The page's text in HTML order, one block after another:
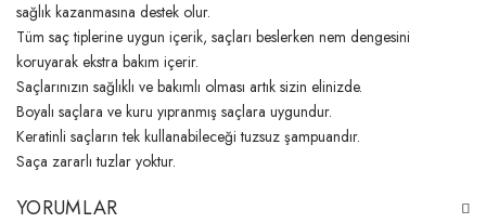
sağlık kazanmasına destek olur.
Tüm saç tiplerine uygun içerik, saçları beslerken nem dengesini
koruyarak ekstra bakım içerir.
Saçlarınızın sağlıklı ve bakımlı olması artık sizin elinizde.
Boyalı saçlara ve kuru yıpranmış saçlara uygundur.
Keratinli saçların tek kullanabileceği tuzsuz şampuandır.
Saça zararlı tuzlar yoktur.
YORUMLAR